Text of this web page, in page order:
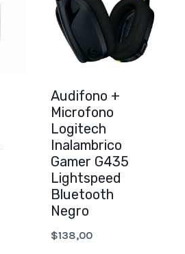
Audifono +
Microfono
Logitech
Inalambrico
Gamer G435
Lightspeed
Bluetooth
Negro
$138,00